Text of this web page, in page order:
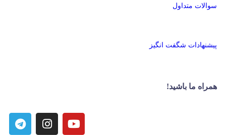
سوالات متداول
پیشنهادات شگفت انگیز
همراه ما باشید!